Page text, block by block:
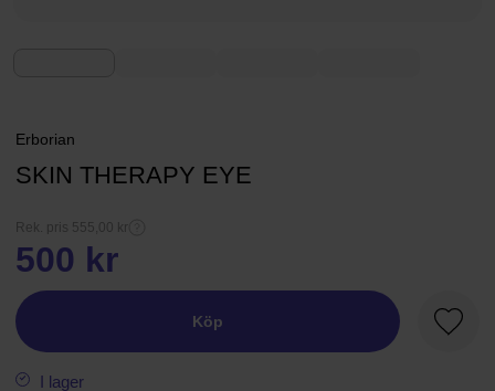
Erborian
SKIN THERAPY EYE
Rek. pris 555,00 kr
500 kr
Köp
I lager